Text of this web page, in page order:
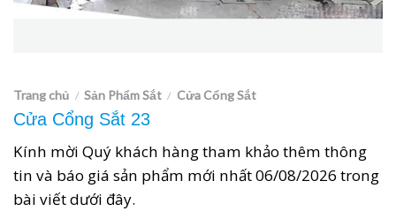
Trang chủ / Sản Phẩm Sắt / Cửa Cổng Sắt
Cửa Cổng Sắt 23
Kính mời Quý khách hàng tham khảo thêm thông
tin và báo giá sản phẩm mới nhất06/08/2026 trong
bài viết dưới đây.